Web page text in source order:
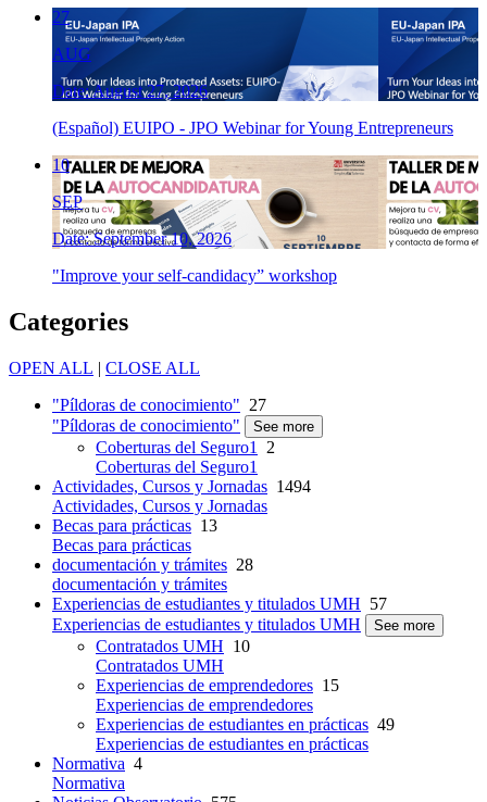
27
AUG
Date: August 27, 2026
(Español) EUIPO - JPO Webinar for Young Entrepreneurs
10
SEP
Date: September 10, 2026
"Improve your self-candidacy” workshop
Categories
OPEN ALL | CLOSE ALL
"Píldoras de conocimiento" 27
"Píldoras de conocimiento"
See more
Coberturas del Seguro1
2
Coberturas del Seguro1
Actividades, Cursos y Jornadas 1494
Actividades, Cursos y Jornadas
Becas para prácticas 13
Becas para prácticas
documentación y trámites 28
documentación y trámites
Experiencias de estudiantes y titulados UMH 57
Experiencias de estudiantes y titulados UMH
See more
Contratados UMH 10
Contratados UMH
Experiencias de emprendedores 15
Experiencias de emprendedores
Experiencias de estudiantes en prácticas 49
Experiencias de estudiantes en prácticas
Normativa 4
Normativa